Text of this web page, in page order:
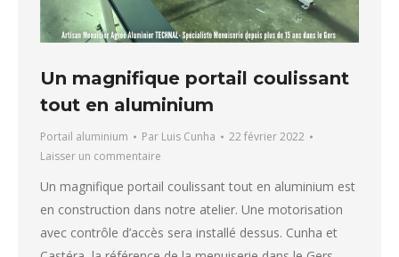
Un magnifique portail coulissant
tout en aluminium
Portail aluminium Par Luis Cunha
22 février 2022
Laisser un commentaire
Un magnifique portail coulissant tout en aluminium est
en construction dans notre atelier. Une motorisation
avec contrôle d’accès sera installé dessus. Cunha et